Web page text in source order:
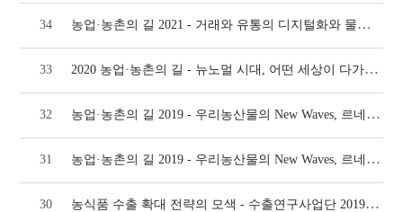
34 농업·농촌의 길 2021 - 거래와 유통의 디지털화와 물류 혁명(864호)
33 2020 농업·농촌의 길 - 뉴노멀 시대, 어떤 세상이 다가오고 있는가?(812호)
32 농업·농촌의 길 2019 - 우리농산물의 New Waves, 르네상스는 올까? - 분과토론
31 농업·농촌의 길 2019 - 우리농산물의 New Waves, 르네상스는 올까?(761호)
30 농식품 수출 확대 전략의 모색 - 수출연구사업단 2019 심포지엄 종합토론(733호)